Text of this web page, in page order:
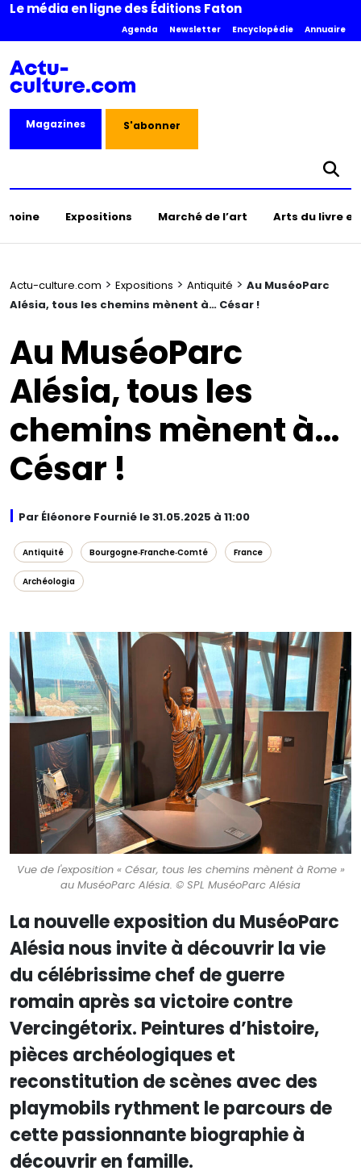
Le média en ligne des Éditions Faton
Agenda Newsletter Encyclopédie Annuaire
Magazines S'abonner
Expositions Marché de l’art Arts du livre
Actu-culture.com > Expositions > Antiquité > Au MuséoParc
Alésia, tous les chemins mènent à… César !
Au MuséoParc
Alésia, tous les
chemins mènent à…
César !
Par Éléonore Fournié le 31.05.2025 à 11:00
Antiquité Bourgogne‑Franche‑Comté France
Archéologia
Vue de l'exposition « César, tous les chemins mènent à Rome »
au MuséoParc Alésia. © SPL MuséoParc Alésia
La nouvelle exposition du MuséoParc
Alésia nous invite à découvrir la vie
du célébrissime chef de guerre
romain après sa victoire contre
Vercingétorix. Peintures d’histoire,
pièces archéologiques et
reconstitution de scènes avec des
playmobils rythment le parcours de
cette passionnante biographie à
découvrir en famille.